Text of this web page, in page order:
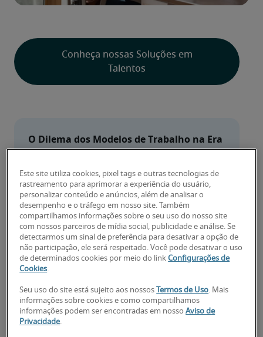
Conheça nossas Soluções em
Talentos
O Dilema dos Modelos de Trabalho na Era
Pós-Pandemia
A preferência da maioria é pelo
modelo híbrido
As vantagens do modelo híbrido
Enquanto a maioria dos profissionais busca
flexibilidade, muitas organizações vêm se
posicionando abertamente a favor do retorno
Este site utiliza cookies, pixel tags e outras tecnologias de
rastreamento para aprimorar a experiência do usuário,
personalizar conteúdo e anúncios, além de analisar o
desempenho e o tráfego em nosso site. Também
compartilhamos informações sobre o seu uso do nosso site
com nossos parceiros de mídia social, publicidade e análise. Se
detectarmos um sinal de preferência para desativar a opção de
não participação, ele será respeitado. Você pode desativar o uso
de determinados cookies por meio do linkConfigurações de
Cookies.
Seu uso do site está sujeito aos nossos Termos de Uso. Mais
informações sobre cookies e como compartilhamos
informações podem ser encontradas em nossoAviso de
Privacidade.